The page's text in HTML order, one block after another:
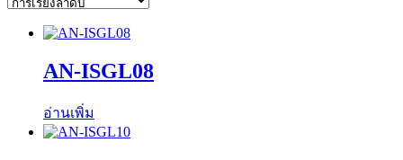
AN-ISGL08
อ่านเพิ่ม